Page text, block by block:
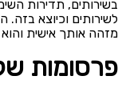
בשירותים, תדירות
לשירותים וכיוצא בזה.
מזהה אותך אישית
פרסומות